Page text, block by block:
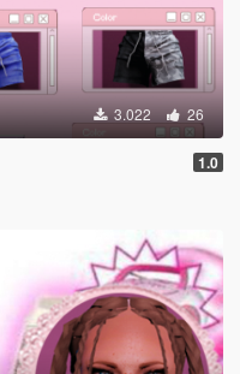
3.022 26
1.0